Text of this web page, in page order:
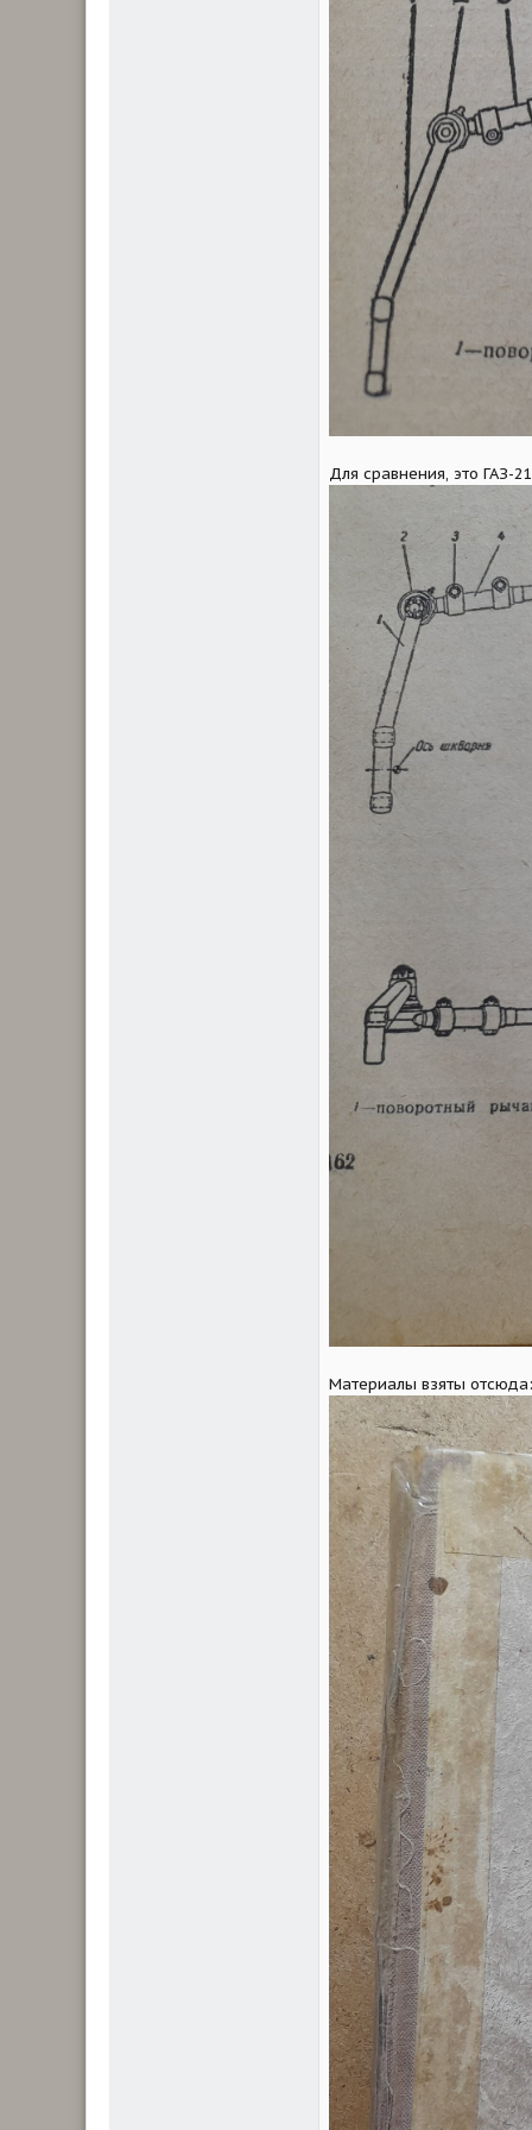
Для сравнения, это ГАЗ-
Материалы взяты отсюда: